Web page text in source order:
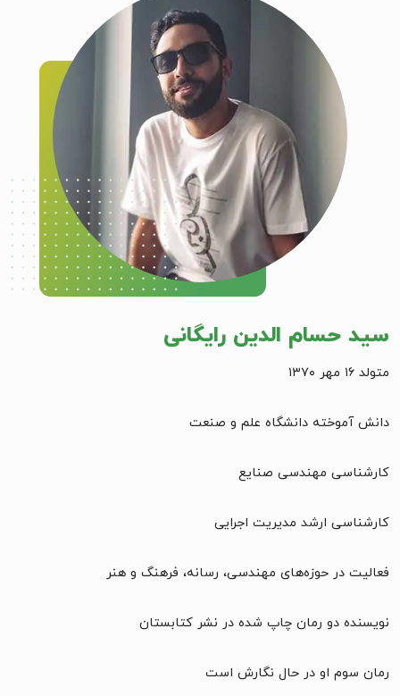
سید حسام الدین رایگانی
متولد ۱۶ مهر ۱۳۷۰
دانش آموخته دانشگاه علم و صنعت
کارشناسی مهندسی صنایع
کارشناسی ارشد مدیریت اجرایی
فعالیت در حوزه‌های مهندسی، رسانه، فرهنگ و هنر
نویسنده دو رمان چاپ شده در نشر کتابستان
رمان سوم او در حال نگارش است